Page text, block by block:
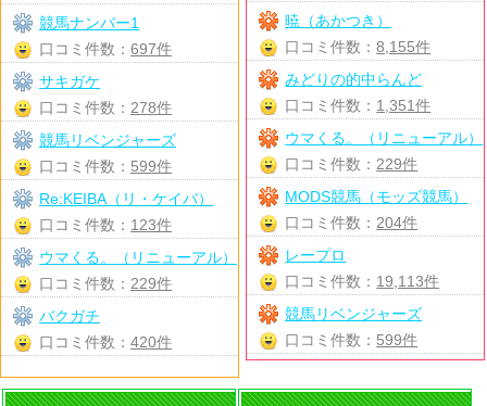
暁（あかつき）
口コミ件数：8,155件
みどりの的中らんど
口コミ件数： 1,351件
ウマくる。（リニューアル）
口コミ件数： 229件
MODS競馬（モッズ競馬）
口コミ件数： 204件
レープロ
口コミ件数： 19,113件
競馬リベンジャーズ
口コミ件数： 599件
競馬ナンバー1
口コミ件数： 697件
サキガケ
口コミ件数： 278件
競馬リベンジャーズ
口コミ件数： 599件
Re:KEIBA（リ・ケイバ）
口コミ件数： 123件
ウマくる。（リニューアル）
口コミ件数： 229件
バクガチ
口コミ件数： 420件